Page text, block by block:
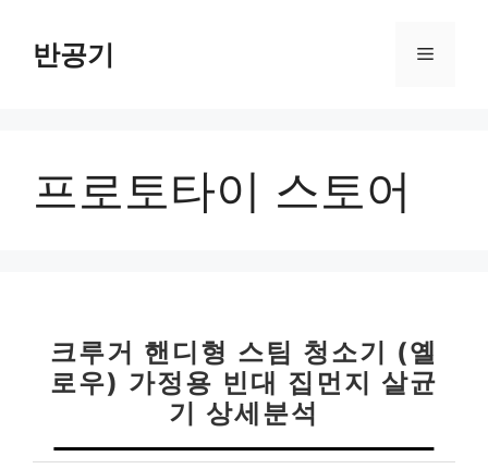
반공기 메
프로토타이 스토어
크루거 핸디형 스팀 청소기 (옐
로우) 가정용 빈대 집먼지 살균
기 상세분석